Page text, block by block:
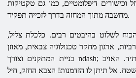
וכישורים דיפלומטיים, כמו גם טקטיקות
מחשבה מתוך המחזה בדרך לזכייה תפקיד.
לשלוט בהיבטים רבים. כלכלת צליל,
ארגון מחקר טכנולוגיה צבאית, מאוזן
בניית המתקנים וצורך ndash; ההצלחה של נצחונות בעתיד. האויב
אל תיתן לו הזדמנות! הצבא החזק, חיל